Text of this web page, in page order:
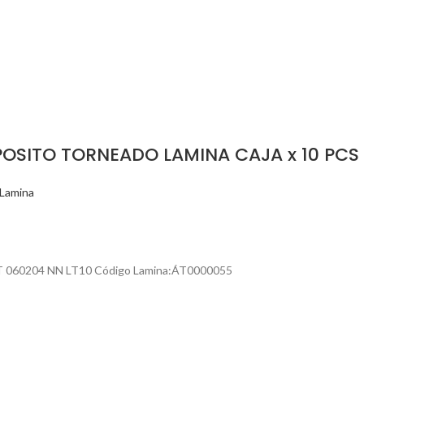
TORNEADO LAMINA CAJA x 10 PCS
Lamina
NN LT10 Código Lamina:ÁT0000055